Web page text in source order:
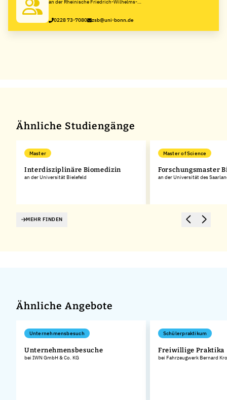
an der Rheinische Friedrich-Wilhelms-
0228 73-7080 zsb@uni-bonn.de
Ähnliche Studiengänge
Master
Interdisziplinäre Biomedizin
an der Universität Bielefeld
Master of Science
Forschungsmaster
an der Universität des
MEHR FINDEN
Ähnliche Angebote
Unternehmensbesuch
Unternehmensbesuche
bei IWN GmbH & Co. KG
Schülerpraktikum
Freiwillige Praktika
bei Fahrzeugwerk Bernard